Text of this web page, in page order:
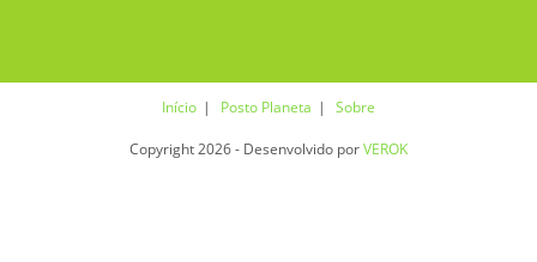
Início Posto Planeta Sobre
Copyright 2026 - Desenvolvido porVEROK